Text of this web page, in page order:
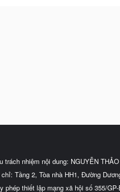
trách nhiệm nội dung: NGUYỄN
Tầng 2, Tòa nhà HH1, Đường
phép thiết lập mạng xã hội số 355/